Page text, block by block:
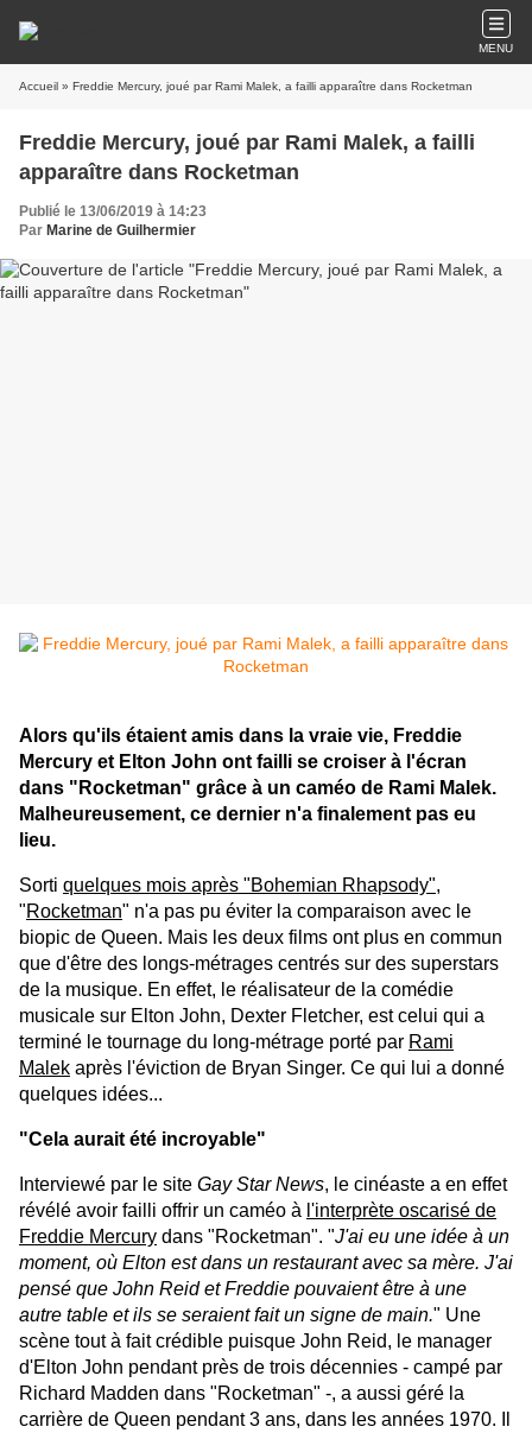
MENU
Accueil » Freddie Mercury, joué par Rami Malek, a failli apparaître dans Rocketman
Freddie Mercury, joué par Rami Malek, a failli
apparaître dans Rocketman
Publié le 13/06/2019 à 14:23
Par Marine de Guilhermier
Alors qu'ils étaient amis dans la vraie vie, Freddie
Mercury et Elton John ont failli se croiser à l'écran
dans "Rocketman" grâce à un caméo de Rami Malek.
Malheureusement, ce dernier n'a finalement pas eu
lieu.
Sorti quelques mois après "Bohemian Rhapsody",
"Rocketman" n'a pas pu éviter la comparaison avec le
biopic de Queen. Mais les deux films ont plus en commun
que d'être des longs-métrages centrés sur des superstars
de la musique. En effet, le réalisateur de la comédie
musicale sur Elton John, Dexter Fletcher, est celui qui a
terminé le tournage du long-métrage porté par Rami
Malek après l'éviction de Bryan Singer. Ce qui lui a donné
quelques idées...
"Cela aurait été incroyable"
Interviewé par le site Gay Star News, le cinéaste a en effet
révélé avoir failli offrir un caméo à l'interprète oscarisé de
Freddie Mercury dans "Rocketman". "J'ai eu une idée à un
moment, où Elton est dans un restaurant avec sa mère. J'ai
pensé que John Reid et Freddie pouvaient être à une
autre table et ils se seraient fait un signe de main." Une
scène tout à fait crédible puisque John Reid, le manager
d'Elton John pendant près de trois décennies - campé par
Richard Madden dans "Rocketman" -, a aussi géré la
carrière de Queen pendant 3 ans, dans les années 1970. Il